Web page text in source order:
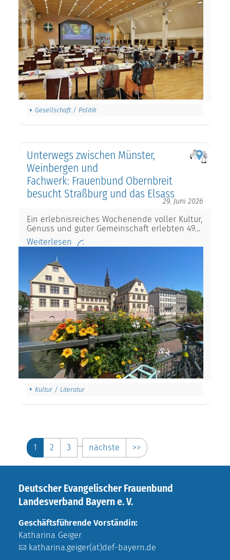
Gesellschaft / Politik
Unterwegs zwischen Münster,
Weinbergen und
Fachwerk: Frauenbund Obernbreit
besucht Straßburg und das Elsass
29. Juni 2026
Ein erlebnisreiches Wochenende voller Kultur,
Genuss und guter Gemeinschaft erlebten 49…
Weiterlesen
Kultur / Literatur
1 2 3 … nächste >>
Deutscher Evangelischer Frauenbund
Landesverband Bayern e. V.
Geschäftsführende Vorständin:
Katharina Geiger
katharina.geiger(at)def-bayern.de